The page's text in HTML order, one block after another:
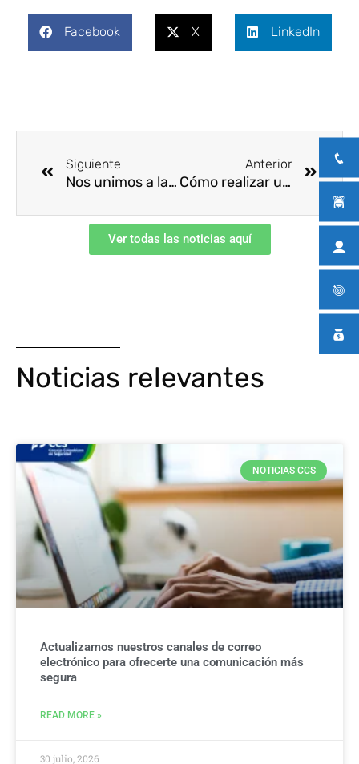
Facebook X LinkedIn
Siguiente
Nos unimos a la Semana Nacional de la Movilidad de la ANSV
Anterior
Cómo realizar un plan de comunicación en emergencias en su empresa
Ver todas las noticias aquí
Noticias relevantes
NOTICIAS CCS
Actualizamos nuestros canales de correo
electrónico para ofrecerte una comunicación más
segura
READ MORE »
30 julio, 2026